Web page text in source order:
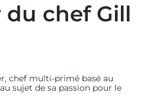
chef Gill
chef multi-primé basé au
sujet de sa passion pour le